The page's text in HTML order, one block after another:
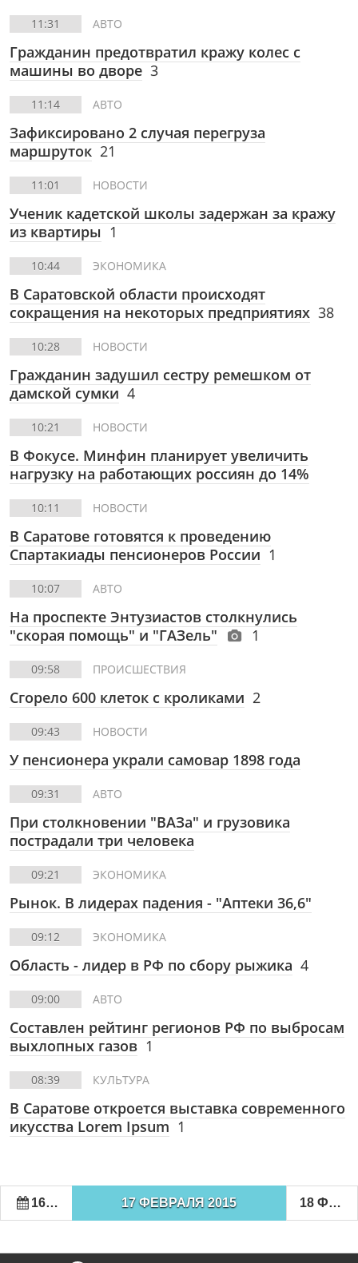
11:31 АВТО
Гражданин предотвратил кражу колес с
машины во дворе 3
11:14 АВТО
Зафиксировано 2 случая перегруза
маршруток 21
11:01 НОВОСТИ
Ученик кадетской школы задержан за кражу
из квартиры 1
10:44 ЭКОНОМИКА
В Саратовской области происходят
сокращения на некоторых предприятиях 38
10:28 НОВОСТИ
Гражданин задушил сестру ремешком от
дамской сумки 4
10:21 НОВОСТИ
В Фокусе. Минфин планирует увеличить
нагрузку на работающих россиян до 14%
10:11 НОВОСТИ
В Саратове готовятся к проведению
Спартакиады пенсионеров России 1
10:07 АВТО
На проспекте Энтузиастов столкнулись
"скорая помощь" и "ГАЗель"
1
09:58 ПРОИСШЕСТВИЯ
Сгорело 600 клеток с кроликами 2
09:43 НОВОСТИ
У пенсионера украли самовар 1898 года
09:31 АВТО
При столкновении "ВАЗа" и грузовика
пострадали три человека
09:21 ЭКОНОМИКА
Рынок. В лидерах падения - "Аптеки 36,6"
09:12 ЭКОНОМИКА
Область - лидер в РФ по сбору рыжика 4
09:00 АВТО
Составлен рейтинг регионов РФ по выбросам
выхлопных газов 1
08:39 КУЛЬТУРА
В Саратове откроется выставка современного
икусства Lorem Ipsum 1
16 ФЕВРАЛЯ 2015 17 ФЕВРАЛЯ 2015 18 ФЕВРАЛЯ 2015